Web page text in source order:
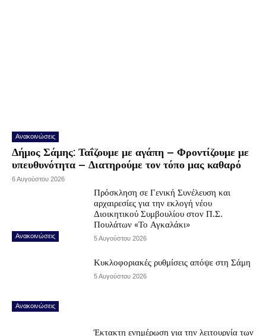
Ανακοινώσεις
Δήμος Σάμης: Ταΐζουμε με αγάπη – Φροντίζουμε με
υπευθυνότητα – Διατηρούμε τον τόπο μας καθαρό
6 Αυγούστου 2026
Ανακοινώσεις
Πρόσκληση σε Γενική Συνέλευση και
αρχαιρεσίες για την εκλογή νέου
Διοικητικού Συμβουλίου στον Π.Σ.
Πουλάτων «Το Αγκαλάκι»
5 Αυγούστου 2026
Ανακοινώσεις
Κυκλοφοριακές ρυθμίσεις απόψε στη Σάμη
5 Αυγούστου 2026
Έκτακτη ενημέρωση για την λειτουργία των